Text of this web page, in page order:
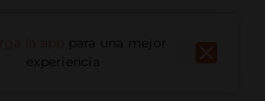
problemapara una mejor
experiencia